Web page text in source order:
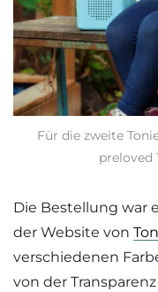
Für die zweite
preloved
Die Bestellung war
der Website von
verschiedenen
von der